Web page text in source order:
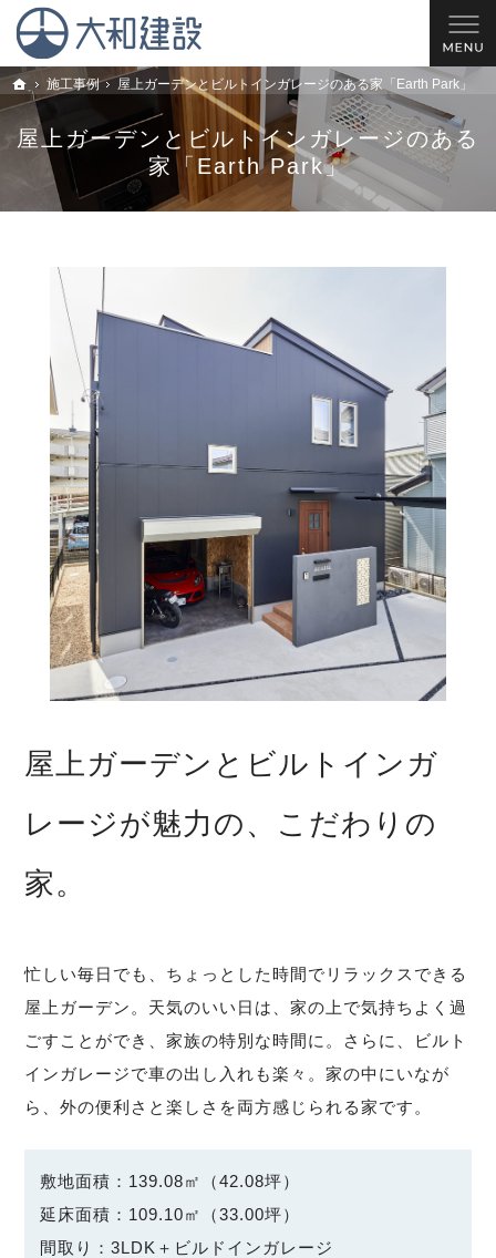
トップ
施工事例 屋上ガーデンとビルトインガレージのある家「Earth Park」
屋上ガーデンとビルトインガレージのある
家「Earth Park」
理想の住宅を建てるお手伝い。西尾市・安城市・岡崎市の新築戸建てやリフォームのこと
西尾市の工務店 大和建設｜安城市・岡崎市の新築戸建てやリフォームならお任せ
屋上ガーデンとビルトインガ
レージが魅力の、こだわりの
家。
忙しい毎日でも、ちょっとした時間でリラックスできる
屋上ガーデン。天気のいい日は、家の上で気持ちよく過
ごすことができ、家族の特別な時間に。さらに、ビルト
インガレージで車の出し入れも楽々。家の中にいなが
ら、外の便利さと楽しさを両方感じられる家です。
敷地面積：139.08㎡（42.08坪）
延床面積：109.10㎡（33.00坪）
間取り：3LDK＋ビルドインガレージ